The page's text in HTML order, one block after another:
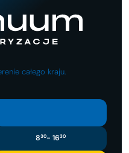
całego kraju.
830- 1630